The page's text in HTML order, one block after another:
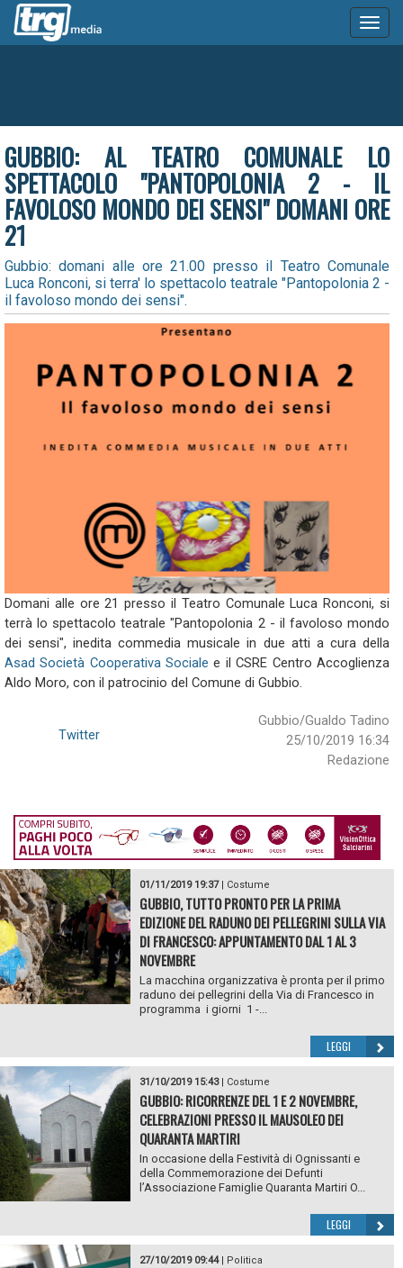
GUBBIO: AL TEATRO COMUNALE LO
SPETTACOLO "PANTOPOLONIA 2 - IL
FAVOLOSO MONDO DEI SENSI" DOMANI ORE
21
Gubbio: domani alle ore 21.00 presso il Teatro Comunale
Luca Ronconi, si terra' lo spettacolo teatrale "Pantopolonia 2 -
il favoloso mondo dei sensi".
Domani alle ore 21 presso il Teatro Comunale Luca Ronconi, si
terrà lo spettacolo teatrale "Pantopolonia 2 - il favoloso mondo
dei sensi", inedita commedia musicale in due atti a cura della
Asad Società Cooperativa Sociale e il CSRE Centro Accoglienza
Aldo Moro, con il patrocinio del Comune di Gubbio.
Gubbio/Gualdo Tadino
25/10/2019 16:34
Redazione
Twitter
01/11/2019 19:37| Costume
GUBBIO, TUTTO PRONTO PER LA PRIMA
EDIZIONE DEL RADUNO DEI PELLEGRINI SULLA VIA
DI FRANCESCO: APPUNTAMENTO DAL 1 AL 3
NOVEMBRE
La macchina organizzativa è pronta per il primo
raduno dei pellegrini della Via di Francesco in
programma i giorni 1 -...
LEGGI
31/10/2019 15:43| Costume
GUBBIO: RICORRENZE DEL 1 E 2 NOVEMBRE,
CELEBRAZIONI PRESSO IL MAUSOLEO DEI
QUARANTA MARTIRI
In occasione della Festività di Ognissanti e
della Commemorazione dei Defunti
l’Associazione Famiglie Quaranta Martiri O...
LEGGI
27/10/2019 09:44| Politica